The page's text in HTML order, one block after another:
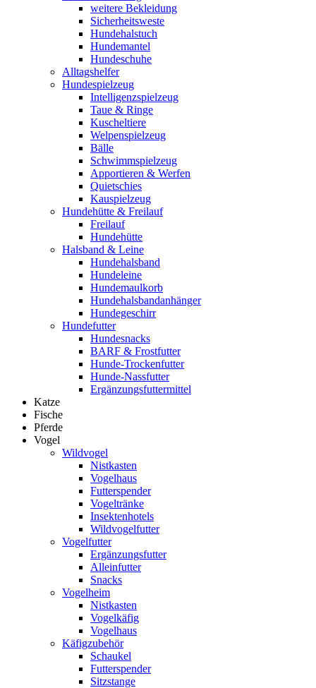
weitere Bekleidung
Sicherheitsweste
Hundehalstuch
Hundemantel
Hundeschuhe
Alltagshelfer
Hundespielzeug
Intelligenzspielzeug
Taue & Ringe
Kuscheltiere
Welpenspielzeug
Bälle
Schwimmspielzeug
Apportieren & Werfen
Quietschies
Kauspielzeug
Hundehütte & Freilauf
Freilauf
Hundehütte
Halsband & Leine
Hundehalsband
Hundeleine
Hundemaulkorb
Hundehalsbandanhänger
Hundegeschirr
Hundefutter
Hundesnacks
BARF & Frostfutter
Hunde-Trockenfutter
Hunde-Nassfutter
Ergänzungsfuttermittel
Katze
Fische
Pferde
Vogel
Wildvogel
Nistkasten
Vogelhaus
Futterspender
Vogeltränke
Insektenhotels
Wildvogelfutter
Vogelfutter
Ergänzungsfutter
Alleinfutter
Snacks
Vogelheim
Nistkasten
Vogelkäfig
Vogelhaus
Käfigzubehör
Schaukel
Futterspender
Sitzstange